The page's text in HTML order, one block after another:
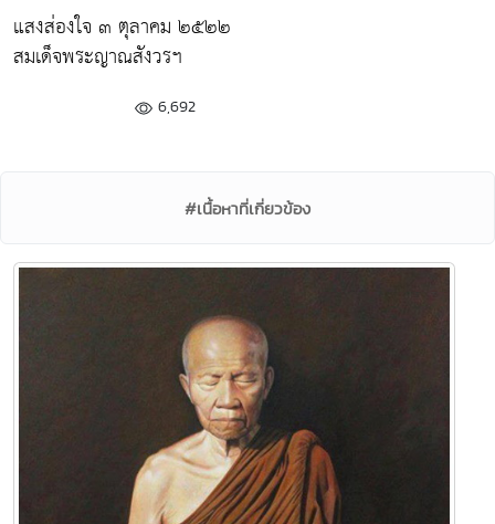
แสงส่องใจ ๓ ตุลาคม ๒๕๒๒
สมเด็จพระญาณสังวรฯ
6,692
#เนื้อหาที่เกี่ยวข้อง